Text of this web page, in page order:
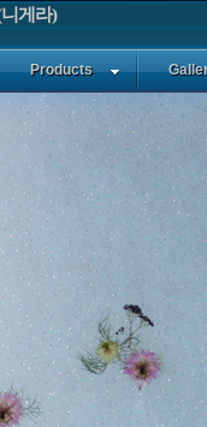
Products
게라)
(니게라) 꽃 과 안개꽃으로